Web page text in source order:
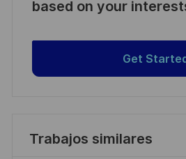
based on your
Get
Trabajos similares